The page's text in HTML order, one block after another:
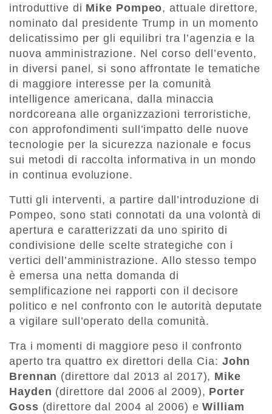
introduttive di Mike Pompeo, attuale direttore,
nominato dal presidente Trump in un momento
delicatissimo per gli equilibri tra l’agenzia e la
nuova amministrazione. Nel corso dell’evento,
in diversi panel, si sono affrontate le tematiche
di maggiore interesse per la comunità
intelligence americana, dalla minaccia
nordcoreana alle organizzazioni terroristiche,
con approfondimenti sull’impatto delle nuove
tecnologie per la sicurezza nazionale e focus
sui metodi di raccolta informativa in un mondo
in continua evoluzione.
Tutti gli interventi, a partire dall’introduzione di
Pompeo, sono stati connotati da una volontà di
apertura e caratterizzati da uno spirito di
condivisione delle scelte strategiche con i
vertici dell’amministrazione. Allo stesso tempo
è emersa una netta domanda di
semplificazione nei rapporti con il decisore
politico e nel confronto con le autorità deputate
a vigilare sull’operato della comunità.
Tra i momenti di maggiore peso il confronto
aperto tra quattro ex direttori della Cia: John
Brennan (direttore dal 2013 al 2017), Mike
Hayden (direttore dal 2006 al 2009), Porter
Goss (direttore dal 2004 al 2006) eWilliam